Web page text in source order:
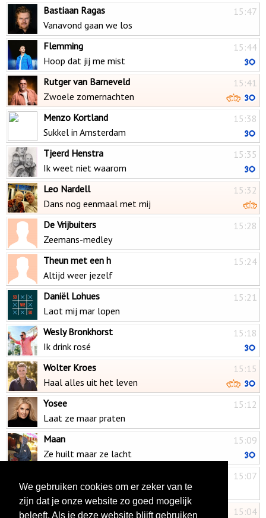
15:47
Bastiaan Ragas
Vanavond gaan we los
15:44
Flemming
Hoop dat jij me mist
15:41
Rutger van Barneveld
Zwoele zomernachten
15:38
Menzo Kortland
Sukkel in Amsterdam
15:35
Tjeerd Henstra
Ik weet niet waarom
15:32
Leo Nardell
Dans nog eenmaal met mij
15:28
De Vrijbuiters
Zeemans-medley
15:24
Theun met een h
Altijd weer jezelf
15:21
Daniël Lohues
Laot mij mar lopen
15:18
Wesly Bronkhorst
Ik drink rosé
15:15
Wolter Kroes
Haal alles uit het leven
15:12
Yosee
Laat ze maar praten
15:09
Maan
Ze huilt maar ze lacht
15:07
Gitana
15:04
Justen de Wildt
We gebruiken cookies om er zeker van te
zijn dat je onze website zo goed mogelijk
beleeft. Als je deze website blijft gebruiken